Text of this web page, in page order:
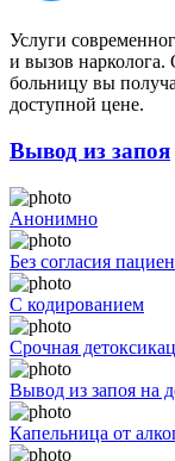
Услуги
и вызов
больницу вы
доступной цене.
Вывод из запоя
Анонимно
Без согласия
С кодированием
Срочная
Вывод из запоя на
Капельница от